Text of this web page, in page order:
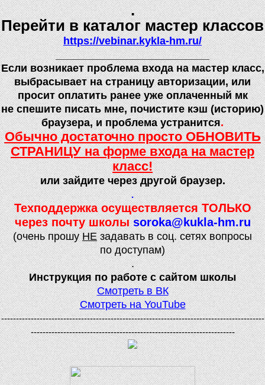
.
Перейти в каталог мастер классов
https://vebinar.kykla-hm.ru/
__________________________
Если возникает проблема входа на мастер класс,
выбрасывает на страницу авторизации, или
просит оплатить ранее уже оплаченный мк
не спешите писать мне, почистите кэш (историю)
браузера, и проблема устранится.
Обычно достаточно просто ОБНОВИТЬ
СТРАНИЦУ на форме входа на мастер
класс!
или зайдите через другой браузер.
.
Техподдержка осуществляется ТОЛЬКО
через почту школы soroka@kukla-hm.ru
(очень прошуНЕзадавать в соц. сетях вопросы
по доступам)
.
Инструкция по работе с сайтом школы
Смотреть в ВК
Смотреть на YouTube
-----------------------------------------------------------------------------------------
---------------------------------------------------------------------
.